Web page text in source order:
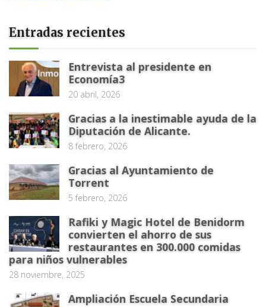
Entradas recientes
Entrevista al presidente en
Economía3
20 abril, 2026
Gracias a la inestimable ayuda de la
Diputación de Alicante.
8 febrero, 2026
Gracias al Ayuntamiento de
Torrent
5 febrero, 2026
Rafiki y Magic Hotel de Benidorm
convierten el ahorro de sus
restaurantes en 300.000 comidas
para niños vulnerables
28 noviembre, 2025
Ampliación Escuela Secundaria